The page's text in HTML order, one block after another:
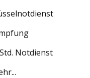
Notdienst